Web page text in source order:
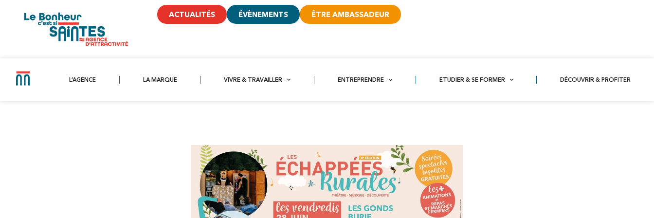
ACTUALITÉS ÉVÈNEMENTS ÊTRE AMBASSADEUR
L’AGENCE LA MARQUE VIVRE & TRAVAILLER ENTREPRENDRE ETUDIER & SE FORMER DÉCOUVRIR & PROFITER